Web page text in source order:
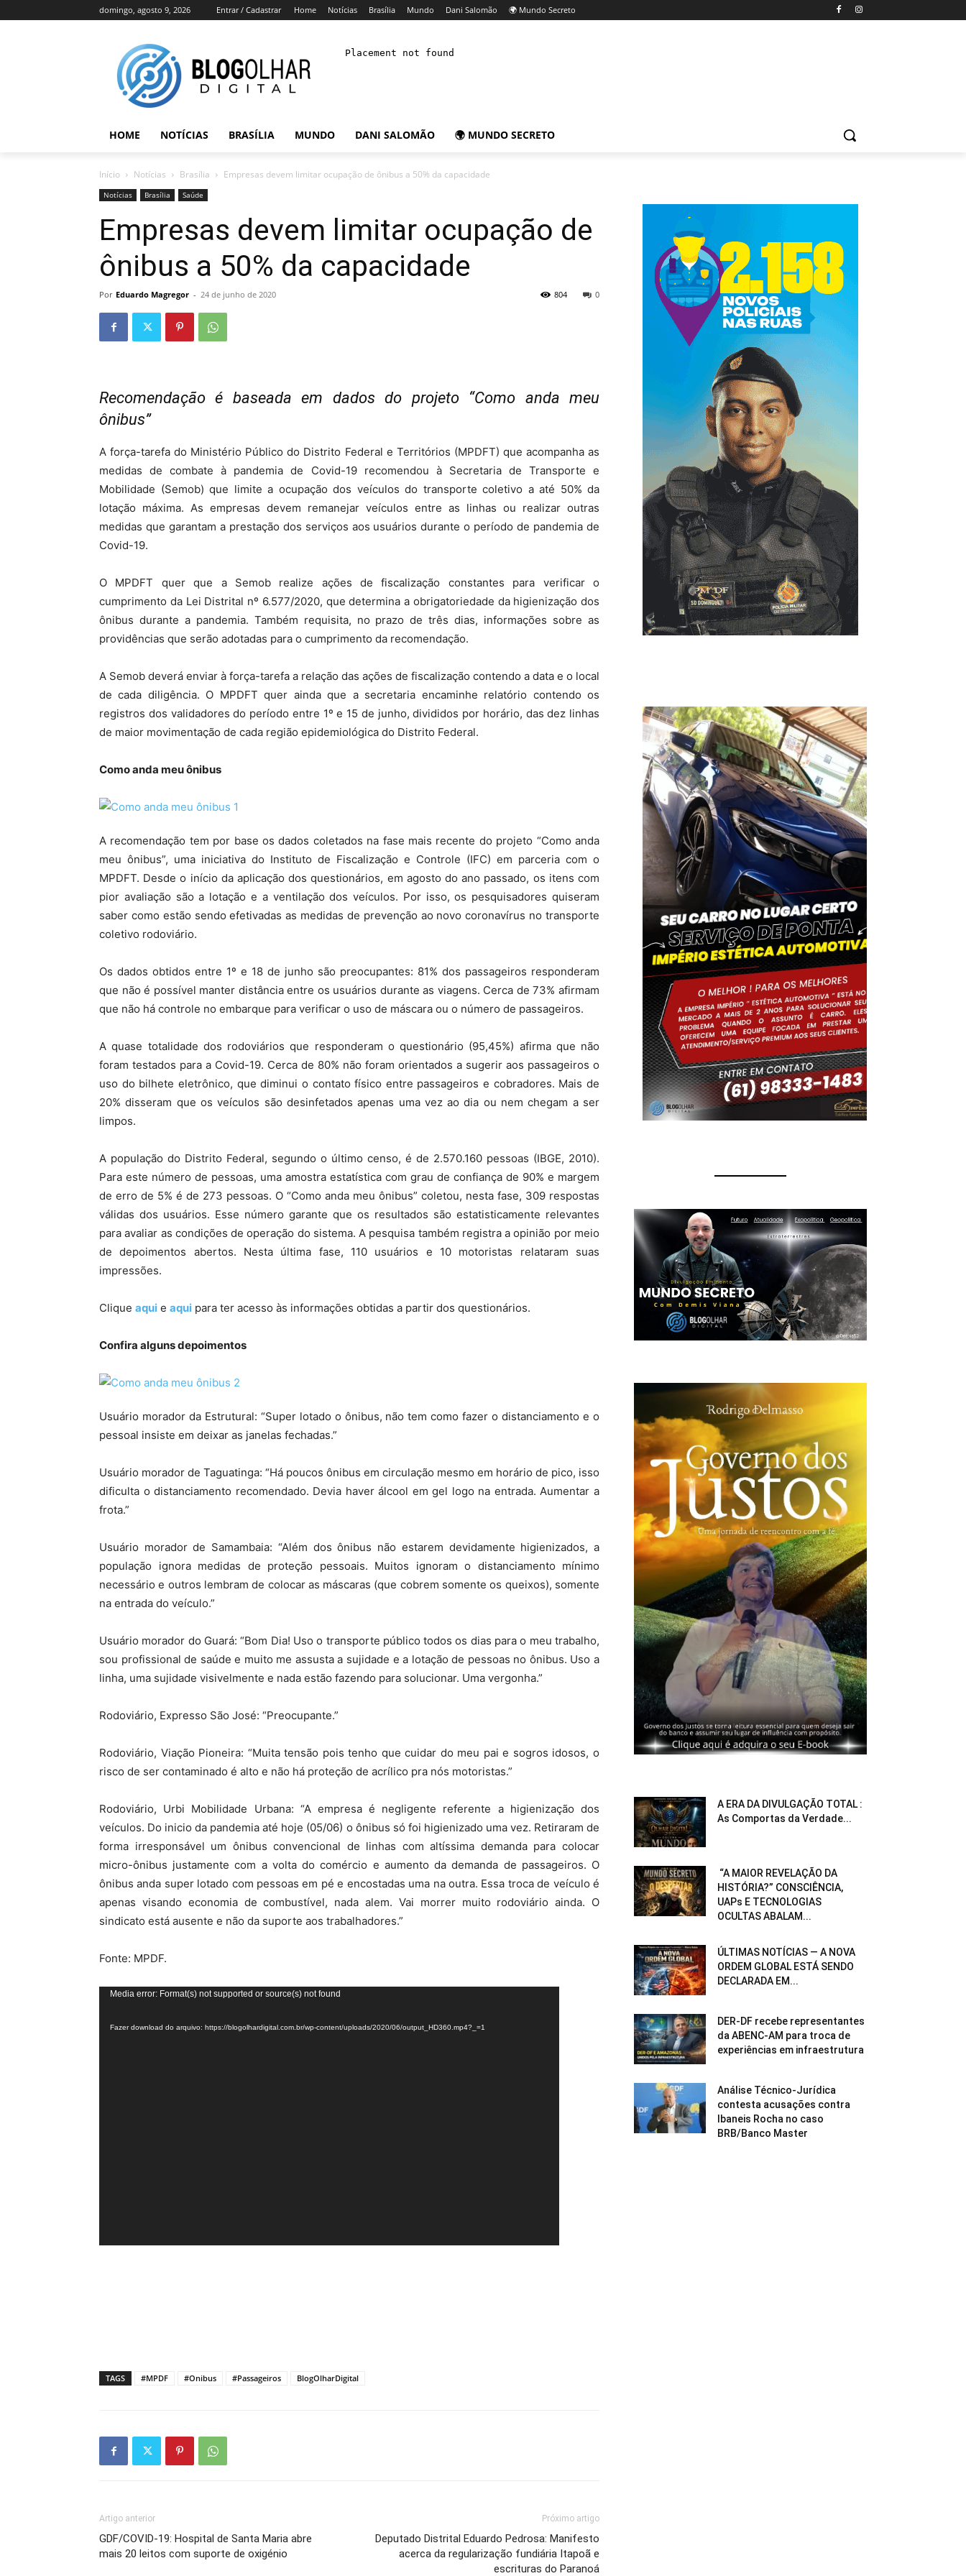
domingo, agosto 9, 2026 Entrar / Cadastrar Home Notícias Brasília Mundo Dani Salomão 🌍 Mundo Secreto
HOME NOTÍCIAS BRASÍLIA MUNDO DANI SALOMÃO 🌍 MUNDO SECRETO
Início Notícias Brasília Empresas devem limitar ocupação de ônibus a 50% da capacidade
Notícias Brasília Saúde
Empresas devem limitar ocupação de
ônibus a 50% da capacidade
Por Eduardo Magregor - 24 de junho de 2020 0
804
Recomendação é baseada em dados do projeto “Como anda meu
ônibus”
A força-tarefa do Ministério Público do Distrito Federal e Territórios (MPDFT) que acompanha as
medidas de combate à pandemia de Covid-19 recomendou à Secretaria de Transporte e
Mobilidade (Semob) que limite a ocupação dos veículos do transporte coletivo a até 50% da
lotação máxima. As empresas devem remanejar veículos entre as linhas ou realizar outras
medidas que garantam a prestação dos serviços aos usuários durante o período de pandemia de
Covid-19.
O MPDFT quer que a Semob realize ações de fiscalização constantes para verificar o
cumprimento da Lei Distrital nº 6.577/2020, que determina a obrigatoriedade da higienização dos
ônibus durante a pandemia. Também requisita, no prazo de três dias, informações sobre as
providências que serão adotadas para o cumprimento da recomendação.
A Semob deverá enviar à força-tarefa a relação das ações de fiscalização contendo a data e o local
de cada diligência. O MPDFT quer ainda que a secretaria encaminhe relatório contendo os
registros dos validadores do período entre 1º e 15 de junho, divididos por horário, das dez linhas
de maior movimentação de cada região epidemiológica do Distrito Federal.
Como anda meu ônibus
A recomendação tem por base os dados coletados na fase mais recente do projeto “Como anda
meu ônibus”, uma iniciativa do Instituto de Fiscalização e Controle (IFC) em parceria com o
MPDFT. Desde o início da aplicação dos questionários, em agosto do ano passado, os itens com
pior avaliação são a lotação e a ventilação dos veículos. Por isso, os pesquisadores quiseram
saber como estão sendo efetivadas as medidas de prevenção ao novo coronavírus no transporte
coletivo rodoviário.
Os dados obtidos entre 1º e 18 de junho são preocupantes: 81% dos passageiros responderam
que não é possível manter distância entre os usuários durante as viagens. Cerca de 73% afirmam
que não há controle no embarque para verificar o uso de máscara ou o número de passageiros.
A quase totalidade dos rodoviários que responderam o questionário (95,45%) afirma que não
foram testados para a Covid-19. Cerca de 80% não foram orientados a sugerir aos passageiros o
uso do bilhete eletrônico, que diminui o contato físico entre passageiros e cobradores. Mais de
20% disseram que os veículos são desinfetados apenas uma vez ao dia ou nem chegam a ser
limpos.
A população do Distrito Federal, segundo o último censo, é de 2.570.160 pessoas (IBGE, 2010).
Para este número de pessoas, uma amostra estatística com grau de confiança de 90% e margem
de erro de 5% é de 273 pessoas. O “Como anda meu ônibus” coletou, nesta fase, 309 respostas
válidas dos usuários. Esse número garante que os resultados são estatisticamente relevantes
para avaliar as condições de operação do sistema. A pesquisa também registra a opinião por meio
de depoimentos abertos. Nesta última fase, 110 usuários e 10 motoristas relataram suas
impressões.
Clique aqui e aqui para ter acesso às informações obtidas a partir dos questionários.
Confira alguns depoimentos
Usuário morador da Estrutural: “Super lotado o ônibus, não tem como fazer o distanciamento e o
pessoal insiste em deixar as janelas fechadas.”
Usuário morador de Taguatinga: “Há poucos ônibus em circulação mesmo em horário de pico, isso
dificulta o distanciamento recomendado. Devia haver álcool em gel logo na entrada. Aumentar a
frota.”
Usuário morador de Samambaia: “Além dos ônibus não estarem devidamente higienizados, a
população ignora medidas de proteção pessoais. Muitos ignoram o distanciamento mínimo
necessário e outros lembram de colocar as máscaras (que cobrem somente os queixos), somente
na entrada do veículo.”
Usuário morador do Guará: “Bom Dia! Uso o transporte público todos os dias para o meu trabalho,
sou profissional de saúde e muito me assusta a sujidade e a lotação de pessoas no ônibus. Uso a
linha, uma sujidade visivelmente e nada estão fazendo para solucionar. Uma vergonha.”
Rodoviário, Expresso São José: “Preocupante.”
Rodoviário, Viação Pioneira: “Muita tensão pois tenho que cuidar do meu pai e sogros idosos, o
risco de ser contaminado é alto e não há proteção de acrílico pra nós motoristas.”
Rodoviário, Urbi Mobilidade Urbana: “A empresa é negligente referente a higienização dos
veículos. Do inicio da pandemia até hoje (05/06) o ônibus só foi higienizado uma vez. Retiraram de
forma irresponsável um ônibus convencional de linhas com altíssima demanda para colocar
micro-ônibus justamente com a volta do comércio e aumento da demanda de passageiros. O
ônibus anda super lotado com pessoas em pé e encostadas uma na outra. Essa troca de veículo é
apenas visando economia de combustível, nada alem. Vai morrer muito rodoviário ainda. O
sindicato está ausente e não da suporte aos trabalhadores.”
Fonte: MPDF.
Tocador
vídeo
Media error: Format(s) not supported or source(s) not found
Fazer download do arquivo: https://blogolhardigital.com.br/wp-content/uploads/2020/06/output_HD360.mp4?_=1
TAGS #MPDF #Onibus #Passageiros BlogOlharDigital
Artigo anterior
GDF/COVID-19: Hospital de Santa Maria abre
mais 20 leitos com suporte de oxigénio
Próximo artigo
Deputado Distrital Eduardo Pedrosa: Manifesto
acerca da regularização fundiária Itapoã e
escrituras do Paranoá
A ERA DA DIVULGAÇÃO TOTAL :
As Comportas da Verdade...
“A MAIOR REVELAÇÃO DA
HISTÓRIA?” CONSCIÊNCIA,
UAPs E TECNOLOGIAS
OCULTAS ABALAM...
ÚLTIMAS NOTÍCIAS — A NOVA
ORDEM GLOBAL ESTÁ SENDO
DECLARADA EM...
DER-DF recebe representantes
da ABENC-AM para troca de
experiências em infraestrutura
Análise Técnico-Jurídica
contesta acusações contra
Ibaneis Rocha no caso
BRB/Banco Master